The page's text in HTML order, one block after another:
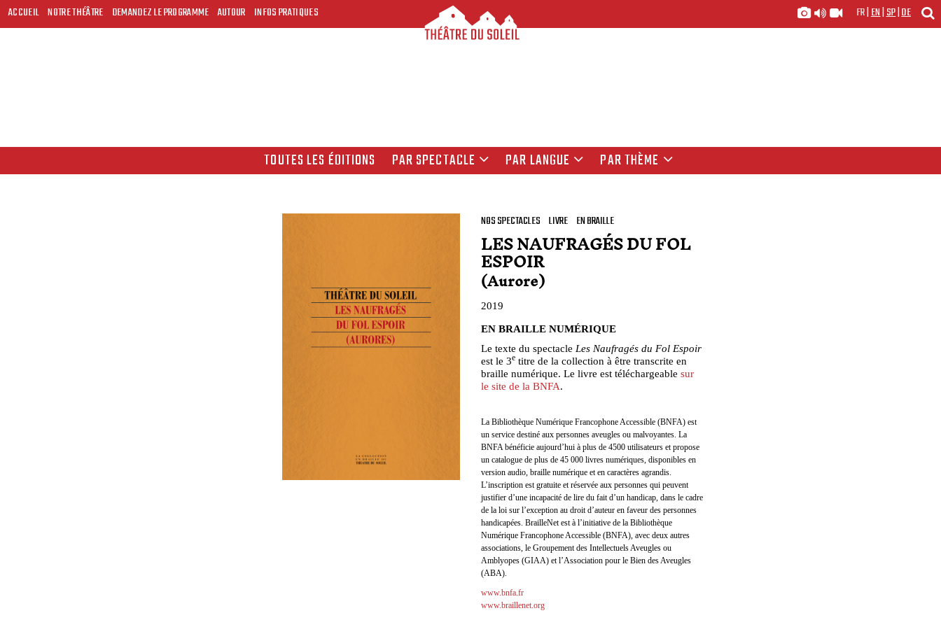
ACCUEIL NOTRE THÉÂTRE DEMANDEZ LE PROGRAMME AUTOUR INFOS PRATIQUES FR|EN|SP|DE
TOUTES LES ÉDITIONS PAR SPECTACLE PAR LANGUE PAR THÈME
NOS SPECTACLES LIVRE EN BRAILLE
LES NAUFRAGÉS DU FOL
ESPOIR
(Aurore)
2019
EN BRAILLE NUMÉRIQUE
Le texte du spectacle Les Naufragés du Fol Espoir
est le 3e titre de la collection à être transcrite en
braille numérique. Le livre est téléchargeable sur
le site de la BNFA.
La Bibliothèque Numérique Francophone Accessible (BNFA) est
un service destiné aux personnes aveugles ou malvoyantes. La
BNFA bénéficie aujourd’hui à plus de 4500 utilisateurs et propose
un catalogue de plus de 45 000 livres numériques, disponibles en
version audio, braille numérique et en caractères agrandis.
L’inscription est gratuite et réservée aux personnes qui peuvent
justifier d’une incapacité de lire du fait d’un handicap, dans le cadre
de la loi sur l’exception au droit d’auteur en faveur des personnes
handicapées. BrailleNet est à l’initiative de la Bibliothèque
Numérique Francophone Accessible (BNFA), avec deux autres
associations, le Groupement des Intellectuels Aveugles ou
Amblyopes (GIAA) et l’Association pour le Bien des Aveugles
(ABA).
www.bnfa.fr
www.braillenet.org